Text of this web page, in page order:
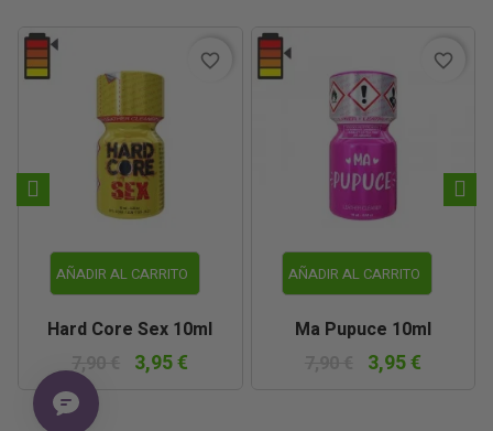
AÑADIR AL CARRITO
Hard Core Sex 10ml
7,90 €
3,95 €
favorite_border
AÑADIR AL CARRITO
Ma Pupuce 10ml
3,95 €
favorite_border